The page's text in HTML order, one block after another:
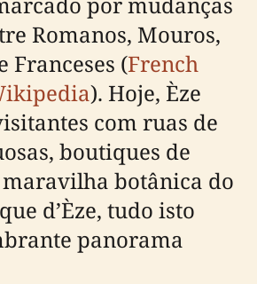
Romanos, Mouros,
Franceses (French
). Hoje, Èze
com ruas de
boutiques de
maravilha botânica do
d’Èze, tudo isto
panorama